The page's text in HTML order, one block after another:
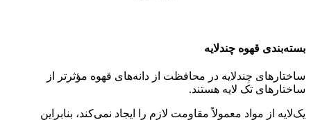
بسته‌بندی قهوه چندلایه
ساختارهای چندلایه در محافظت از دانه‌های قهوه مؤثرتر از
ساختارهای تک لایه هستند.
یک‌لایه از مواد معمولاً مقاومت لازم را ایجاد نمی‌کند، بنابراین